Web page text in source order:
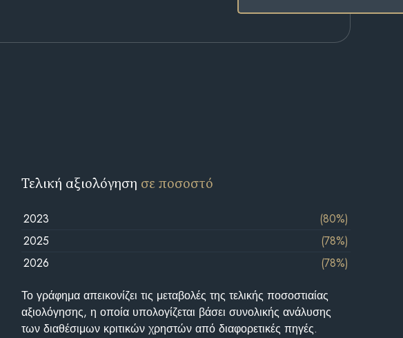
Τελική αξιολόγηση σε ποσοστό
2023
(80%)
2025
(78%)
2026
(78%)
Το γράφημα απεικονίζει τις μεταβολές της τελικής ποσοστιαίας
αξιολόγησης, η οποία υπολογίζεται βάσει συνολικής ανάλυσης
των διαθέσιμων κριτικών χρηστών από διαφορετικές πηγές.